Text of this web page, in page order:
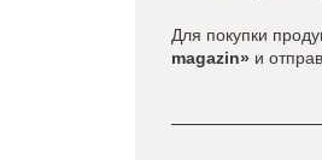
Для покупки
magazin» и